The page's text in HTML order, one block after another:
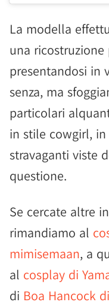
La modella
una
presentandosi in
senza, ma
particolari
in stile cowgirl,
stravaganti viste
questione.
Se cercate altre
rimandiamo al
mimisemaan, a
al cosplay di
di Boa Hancock